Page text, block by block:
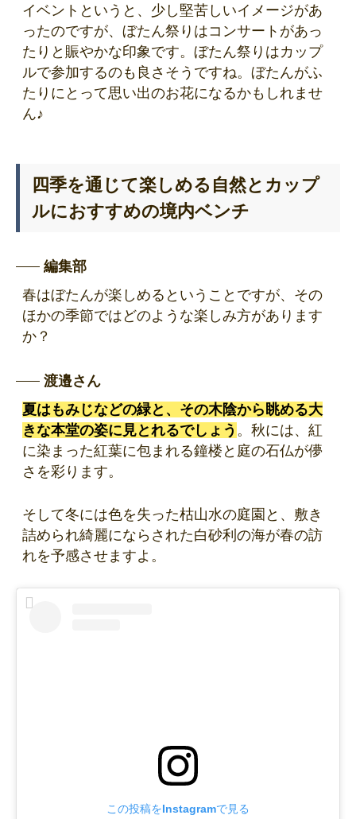
イベントというと、少し堅苦しいイメージがあ
ったのですが、ぼたん祭りはコンサートがあっ
たりと賑やかな印象です。ぼたん祭りはカップ
ルで参加するのも良さそうですね。ぼたんがふ
たりにとって思い出のお花になるかもしれませ
ん♪
四季を通じて楽しめる自然とカップ
ルにおすすめの境内ベンチ
編集部
春はぼたんが楽しめるということですが、その
ほかの季節ではどのような楽しみ方があります
か？
渡邉さん
夏はもみじなどの緑と、その木陰から眺める大
きな本堂の姿に見とれるでしょう 。秋には、紅
に染まった紅葉に包まれる鐘楼と庭の石仏が儚
さを彩ります。
そして冬には色を失った枯山水の庭園と、敷き
詰められ綺麗にならされた白砂利の海が春の訪
れを予感させますよ。
この投稿をInstagramで見る